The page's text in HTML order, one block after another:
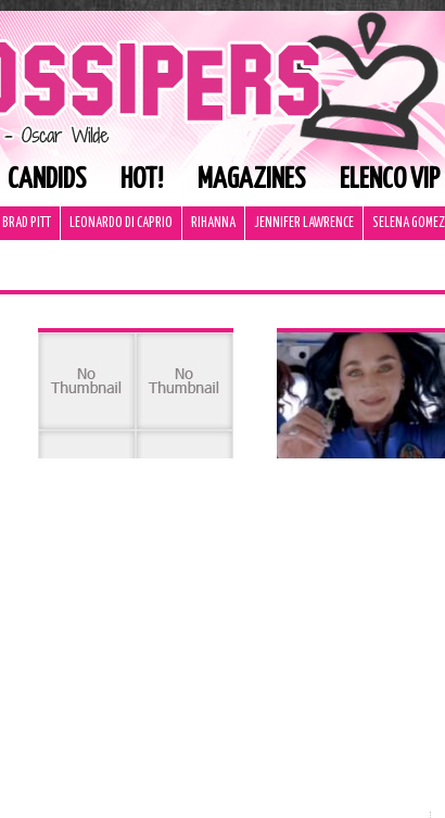
CANDIDS HOT! MAGAZINES ELENCO VIP
BRAD PITT LEONARDO DI CAPRIO RIHANNA JENNIFER LAWRENCE SELENA GOMEZ